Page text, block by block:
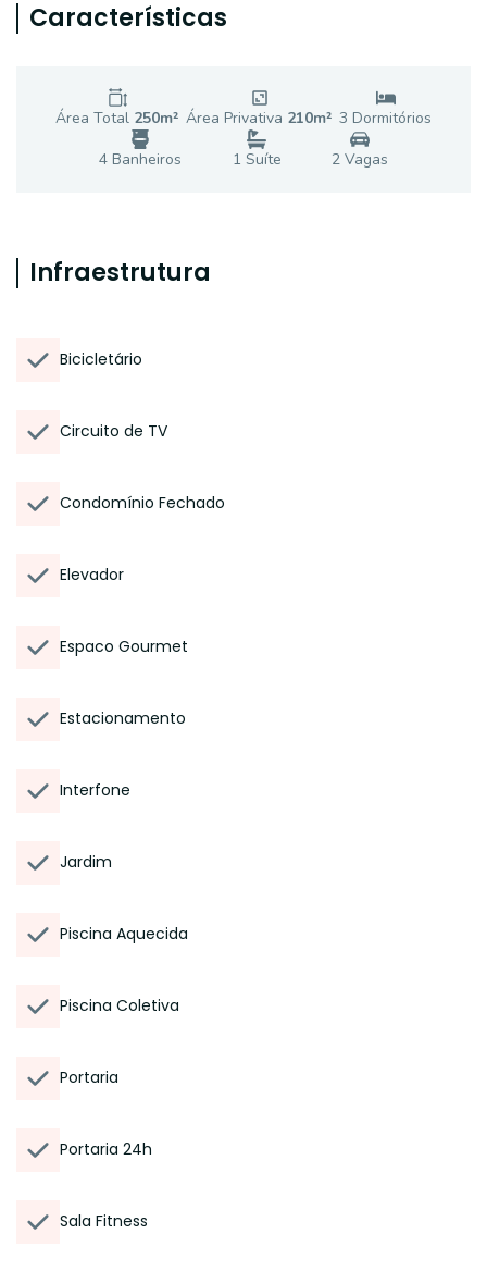
Características
Área Total 250m² Área Privativa 210m² 3 Dormitórios
4 Banheiros 1 Suíte 2Vagas
Infraestrutura
Bicicletário
Circuito de TV
Condomínio Fechado
Elevador
Espaco Gourmet
Estacionamento
Interfone
Jardim
Piscina Aquecida
Piscina Coletiva
Portaria
Portaria 24h
Sala Fitness